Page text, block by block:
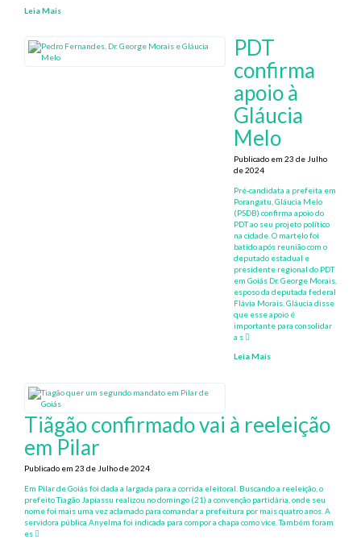
Leia Mais
PDT
confirma
apoio à
Gláucia
Melo
Publicado em 23 de Julho
de 2024
Pré-candidata a prefeita em
Porangatu, Gláucia Melo
(PSDB) confirma apoio do
PDT ao seu projeto político
na cidade. O martelo foi
batido após reunião com o
deputado estadual e
presidente regional do PDT
em Goiás Dr. George Morais,
esposo da deputada federal
Flávia Morais. Gláucia disse
que esse apoio é
importante para consolidar
a s
Leia Mais
Tiãgão confirmado vai à reeleição
em Pilar
Publicado em 23 de Julho de 2024
Em Pilar de Goiás foi dada a largada para a corrida eleitoral. Buscando a reeleição, o
prefeito Tiagão Japiassu realizou no domingo (21) a convenção partidária, onde seu
nome foi mais uma vez aclamado para comandar a prefeitura por mais quatro anos. A
servidora pública Anyelma foi indicada para compor a chapa como vice. Também foram
es